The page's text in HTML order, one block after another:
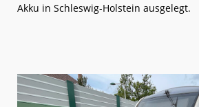
Akku in Schleswig-Holstein ausgelegt.